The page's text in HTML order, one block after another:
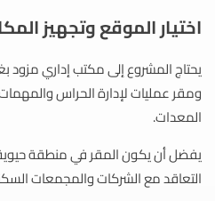
اختيار الموقع وتجهيز
يحتاج المشروع إلى مكتب إداري مزود
ومقر عمليات لإدارة الحراس
المعدات.
يفضل أن يكون المقر في منطقة
التعاقد مع الشركات والمجمعات